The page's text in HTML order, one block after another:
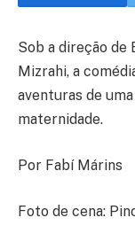
Sob a direção
Mizrahi, a
aventuras de
maternidade.
Por Fabí Márins
Foto de cena: